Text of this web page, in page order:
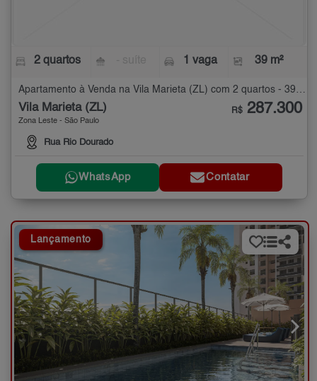
2 quartos 1 vaga 39 m²
Apartamento à Venda na Vila Marieta (ZL) com 2 quartos - 39 m²
Vila Marieta (ZL)
Zona Leste - São Paulo
Rua Rio Dourado
R$ 287.300
WhatsApp Contatar
Lançamento